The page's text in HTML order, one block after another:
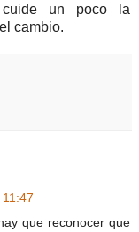
un poco la
cambio.
que reconocer que